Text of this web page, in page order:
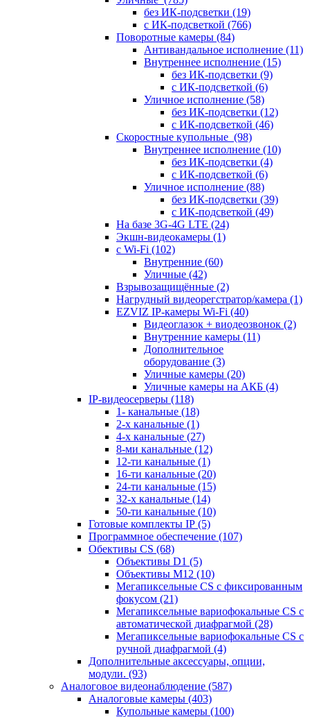
без ИК-подсветки (19)
с ИК-подсветкой (766)
Поворотные камеры (84)
Антивандальное исполнение (11)
Внутреннее исполнение (15)
без ИК-подсветки (9)
с ИК-подсветкой (6)
Уличное исполнение (58)
без ИК-подсветки (12)
с ИК-подсветкой (46)
Скоростные купольные (98)
Внутреннее исполнение (10)
без ИК-подсветки (4)
с ИК-подсветкой (6)
Уличное исполнение (88)
без ИК-подсветки (39)
с ИК-подсветкой (49)
На базе 3G-4G LTE (24)
Экшн-видеокамеры (1)
с Wi-Fi (102)
Внутренние (60)
Уличные (42)
Взрывозащищённые (2)
Нагрудный видеорегстратор/камера (1)
EZVIZ IP-камеры Wi-Fi (40)
Видеоглазок + виодеозвонок (2)
Внутренние камеры (11)
Дополнительное
оборудование (3)
Уличные камеры (20)
Уличные камеры на АКБ (4)
IP-видеосерверы (118)
1- канальные (18)
2-х канальные (1)
4-х канальные (27)
8-ми канальные (12)
12-ти канальные (1)
16-ти канальные (20)
24-ти канальные (15)
32-х канальные (14)
50-ти канальные (10)
Готовые комплекты IP (5)
Программное обеспечение (107)
Обективы CS (68)
Объективы D1 (5)
Объективы M12 (10)
Мегапиксельные CS c фиксированным
фокусом (21)
Мегапиксельные вариофокальные CS c
автоматической диафрагмой (28)
Мегапиксельные вариофокальные CS c
ручной диафрагмой (4)
Дополнительные аксессуары, опции,
модули. (93)
Аналоговое видеонаблюдение (587)
Аналоговые камеры (403)
Купольные камеры (100)